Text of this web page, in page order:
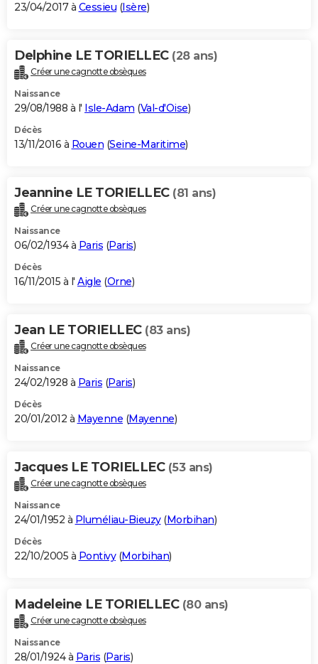
23/04/2017 à Cessieu (Isère)
Delphine LE TORIELLEC (28 ans)
Créer une cagnotte obsèques
Naissance
29/08/1988 à l' Isle-Adam (Val-d'Oise)
Décès
13/11/2016 à Rouen (Seine-Maritime)
Jeannine LE TORIELLEC (81 ans)
Créer une cagnotte obsèques
Naissance
06/02/1934 à Paris (Paris)
Décès
16/11/2015 à l' Aigle (Orne)
Jean LE TORIELLEC (83 ans)
Créer une cagnotte obsèques
Naissance
24/02/1928 à Paris (Paris)
Décès
20/01/2012 à Mayenne (Mayenne)
Jacques LE TORIELLEC (53 ans)
Créer une cagnotte obsèques
Naissance
24/01/1952 à Pluméliau-Bieuzy(Morbihan)
Décès
22/10/2005 à Pontivy(Morbihan)
Madeleine LE TORIELLEC (80 ans)
Créer une cagnotte obsèques
Naissance
28/01/1924 à Paris (Paris)